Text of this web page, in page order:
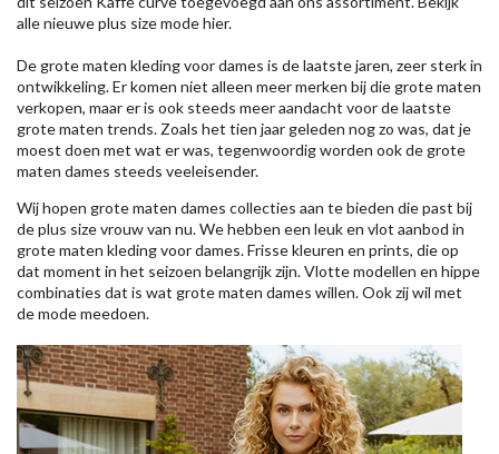
alle nieuweplus size modehier.
De grote maten kleding voor dames is de laatste jaren, zeer sterk in
ontwikkeling. Er komen niet alleen meer merken bij die grote maten
verkopen, maar er is ook steeds meer aandacht voor de laatste
grote maten trends. Zoals het tien jaar geleden nog zo was, dat je
moest doen met wat er was, tegenwoordig worden ook de grote
maten dames steeds veeleisender.
Wij hopen grote maten dames collecties aan te bieden die past bij
de plus size vrouw van nu. We hebben een leuk en vlot aanbod in
grote maten kleding voor dames. Frisse kleuren en prints, die op
dat moment in het seizoen belangrijk zijn. Vlotte modellen en hippe
combinaties dat is wat grote maten dames willen. Ook zij wil met
de mode meedoen.